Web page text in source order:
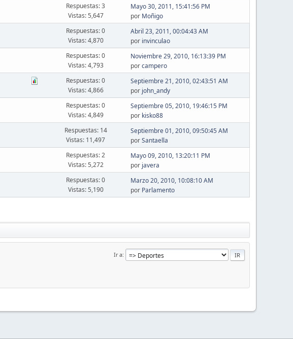
Respuestas: 3
Vistas: 5,647
Mayo 30, 2011, 15:41:56 PM
por Moñigo
Respuestas: 0
Vistas: 4,870
Abril 23, 2011, 00:04:43 AM
por invinculao
Respuestas: 0
Vistas: 4,793
Noviembre 29, 2010, 16:13:39 PM
porcampero
Respuestas: 0
Vistas: 4,866
Septiembre 21, 2010, 02:43:51 AM
por john_andy
Respuestas: 0
Vistas: 4,849
Septiembre 05, 2010, 19:46:15 PM
por kisko88
Respuestas: 14
Vistas: 11,497
Septiembre 01, 2010, 09:50:45 AM
porSantaella
Respuestas: 2
Vistas: 5,272
Mayo 09, 2010, 13:20:11 PM
por javera
Respuestas: 0
Vistas: 5,190
Marzo 20, 2010, 10:08:10 AM
por Parlamento
Ir a